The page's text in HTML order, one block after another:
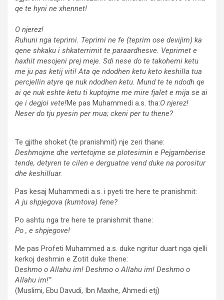
qe te hyni ne xhennet!
O njerez!
Ruhuni nga teprimi. Teprimi ne fe (teprim ose devijim) ka
qene shkaku i shkaterrimit te paraardhesve. Veprimet e
haxhit mesojeni prej meje. Sdi nese do te takohemi ketu
me ju pas ketij viti! Ata qe ndodhen ketu keto keshilla tua
percjellin atyre qe nuk ndodhen ketu. Mund te te ndodh qe
ai qe nuk eshte ketu ti kuptojme me mire fjalet e mija se ai
qe i degjoi vete!Me pas Muhammedi a.s. tha:O njerez!
Neser do tju pyesin per mua; ckeni per tu thene?
Te gjithe shoket (te pranishmit) nje zeri thane:
Deshmojme dhe vertetojme se plotesimin e Pejgamberise
tende, detyren te cilen e derguatne vend duke na porositur
dhe keshilluar.
Pas kesaj Muhammedi a.s. i pyeti tre here te pranishmit:
A ju shpjegova (kumtova) fene?
Po ashtu nga tre here te pranishmit thane:
Po , e shpjegove!
Me pas Profeti Muhammed a.s. duke ngritur duart nga qielli
kerkoj deshmin e Zotit duke thene:
Deshmo o Allahu im! Deshmo o Allahu im! Deshmo o
Allahu im!”
(Muslimi, Ebu Davudi, Ibn Maxhe, Ahmedi etj)